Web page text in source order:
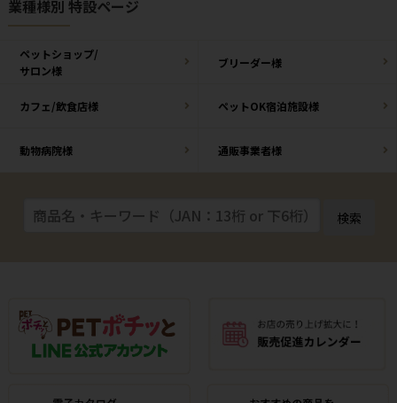
業種様別 特設ページ
ペットショップ/
サロン様
ブリーダー様
カフェ/飲食店様 ペットOK宿泊施設様
動物病院様 通販事業者様
検索